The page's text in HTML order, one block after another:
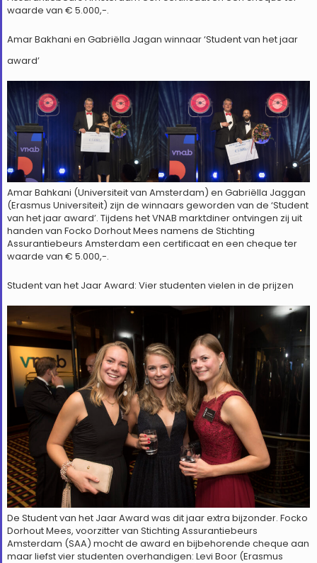
waarde van € 5.000,-.
Amar Bakhani en Gabriëlla Jagan winnaar ‘Student van het jaar
award’
Amar Bahkani (Universiteit van Amsterdam) en Gabriëlla Jaggan
(Erasmus Universiteit) zijn de winnaars geworden van de ‘Student
van het jaar award’. Tijdens het VNAB marktdiner ontvingen zij uit
handen van Focko Dorhout Mees namens de Stichting
Assurantiebeurs Amsterdam een certificaat en een cheque ter
waarde van € 5.000,-.
Student van het Jaar Award: Vier studenten vielen in de prijzen
De Student van het Jaar Award was dit jaar extra bijzonder. Focko
Dorhout Mees, voorzitter van Stichting Assurantiebeurs
Amsterdam (SAA) mocht de award en bijbehorende cheque aan
maar liefst vier studenten overhandigen: Levi Boor (Erasmus